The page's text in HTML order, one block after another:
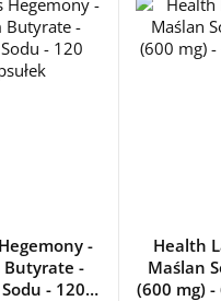
-
Butyrate -
- 120
Health
Maślan
(600 mg) -